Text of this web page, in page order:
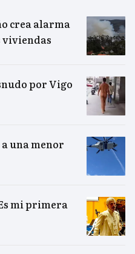
crea alarma
viviendas
por Vigo
una menor
mi primera